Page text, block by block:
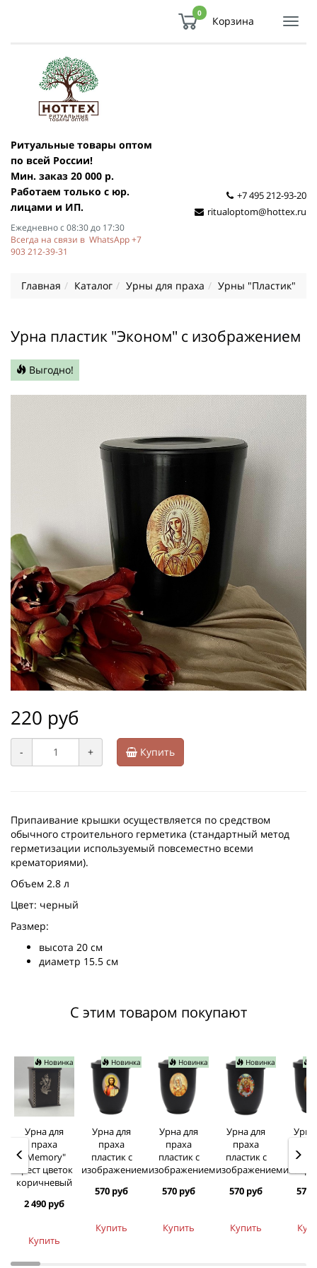
0
Корзина
Ритуальные товары оптом
по всей России!
Мин. заказ 20 000 р.
Работаем только с юр.
лицами и ИП.
Ежедневно с 08:30 до 17:30
Всегда на связи в WhatsApp +7
903 212-39-31
+7 495 212-93-20
ritualoptom@hottex.ru
Главная Каталог Урны для праха Урны "Пластик"
Урна пластик "Эконом" с изображением
Выгодно!
220 руб
- + Купить
Припаивание крышки осуществляется по средством
обычного строительного герметика (стандартный метод
герметизации используемый повсеместно всеми
крематориями).
Объем 2.8 л
Цвет: черный
Размер:
высота 20 см
диаметр 15.5 см
С этим товаром покупают
Новинка
Урна для
праха
"Memory"
крест цветок
коричневый
2 490 руб
Купить
Новинка
Урна для
праха
пластик с
изображением
570 руб
Купить
Новинка
Урна для
праха
пластик с
изображением
570 руб
Купить
Новинка
Урна для
праха
пластик с
изображением
570 руб
Купить
Урна
570